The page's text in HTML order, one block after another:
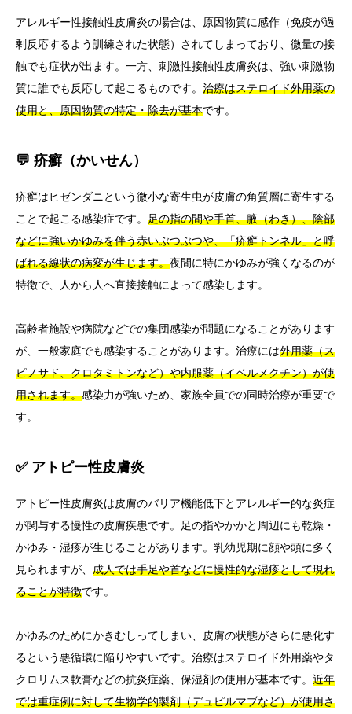
アレルギー性接触性皮膚炎の場合は、原因物質に感作（免疫が過
剰反応するよう訓練された状態）されてしまっており、微量の接
触でも症状が出ます。一方、刺激性接触性皮膚炎は、強い刺激物
質に誰でも反応して起こるものです。 治療はステロイド外用薬の
使用と、原因物質の特定・除去が基本です。
💬 疥癬（かいせん）
疥癬はヒゼンダニという微小な寄生虫が皮膚の角質層に寄生する
ことで起こる感染症です。 足の指の間や手首、腋（わき）、陰部
などに強いかゆみを伴う赤いぶつぶつや、「疥癬トンネル」と呼
ばれる線状の病変が生じます。夜間に特にかゆみが強くなるのが
特徴で、人から人へ直接接触によって感染します。
高齢者施設や病院などでの集団感染が問題になることがあります
が、一般家庭でも感染することがあります。治療には外用薬（ス
ピノサド、クロタミトンなど）や内服薬（イベルメクチン）が使
用されます。感染力が強いため、家族全員での同時治療が重要で
す。
✅ アトピー性皮膚炎
アトピー性皮膚炎は皮膚のバリア機能低下とアレルギー的な炎症
が関与する慢性の皮膚疾患です。足の指やかかと周辺にも乾燥・
かゆみ・湿疹が生じることがあります。乳幼児期に顔や頭に多く
見られますが、 成人では手足や首などに慢性的な湿疹として現れ
ることが特徴です。
かゆみのためにかきむしってしまい、皮膚の状態がさらに悪化す
るという悪循環に陥りやすいです。治療はステロイド外用薬やタ
クロリムス軟膏などの抗炎症薬、保湿剤の使用が基本です。 近年
では重症例に対して生物学的製剤（デュピルマブなど）が使用さ